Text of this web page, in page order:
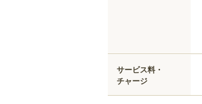
サービス料・
チャージ